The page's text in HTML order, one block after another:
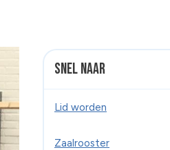
Snel naar
Lid worden
Zaalrooster